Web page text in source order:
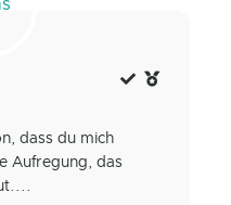
dass du mich
Aufregung, das